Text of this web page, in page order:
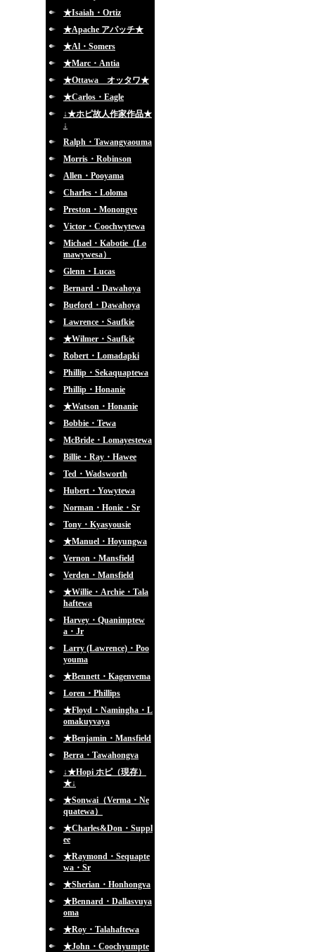
★Isaiah・Ortiz
★Apache アパッチ★
★Al・Somers
★Marc・Antia
★Ottawa オッタワ★
★Carlos・Eagle
↓★ホピ故人作家作品★
↓
Ralph・Tawangyaouma
Morris・Robinson
Allen・Pooyama
Charles・Loloma
Preston・Monongye
Victor・Coochwytewa
Michael・Kabotie（Lo
mawywesa）
Glenn・Lucas
Bernard・Dawahoya
Bueford・Dawahoya
Lawrence・Saufkie
★Wilmer・Saufkie
Robert・Lomadapki
Phillip・Sekaquaptewa
Phillip・Honanie
★Watson・Honanie
Bobbie・Tewa
McBride・Lomayestewa
Billie・Ray・Hawee
Ted・Wadsworth
Hubert・Yowytewa
Norman・Honie・Sr
Tony・Kyasyousie
★Manuel・Hoyungwa
Vernon・Mansfield
Verden・Mansfield
★Willie・Archie・Tala
haftewa
Harvey・Quanimptew
a・Jr
Larry (Lawrence)・Poo
youma
★Bennett・Kagenvema
Loren・Phillips
★Floyd・Namingha・L
omakuyvaya
★Benjamin・Mansfield
Berra・Tawahongva
↓★Hopi ホピ（現存）
★↓
★Sonwai（Verma・Ne
quatewa）
★Charles&Don・Suppl
ee
★Raymond・Sequapte
wa・Sr
★Sherian・Honhongva
★Bennard・Dallasvuya
oma
★Roy・Talahaftewa
★John・Coochyumpte